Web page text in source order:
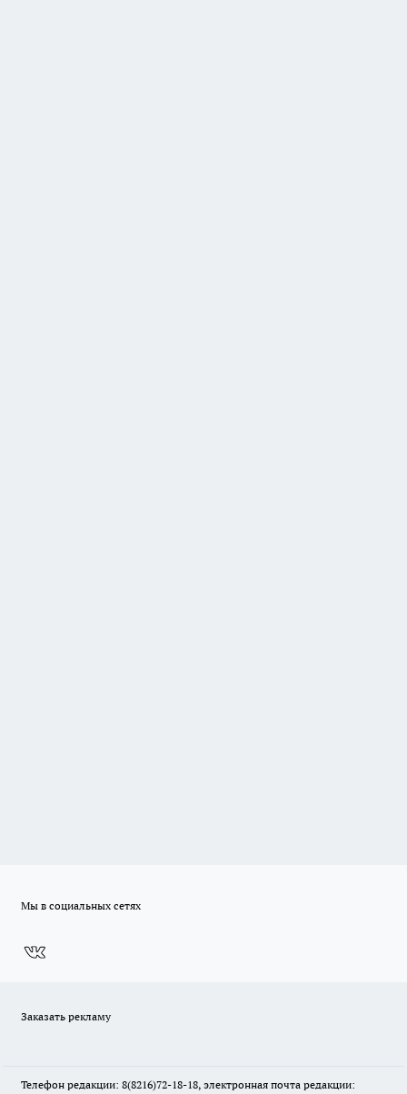
Мы в социальных сетях
Заказать рекламу
Телефон редакции: 8(8216)72-18-18, электронная почта редакции: